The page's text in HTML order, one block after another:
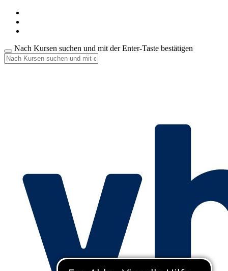
Nach Kursen suchen und mit der Enter-Taste bestätigen